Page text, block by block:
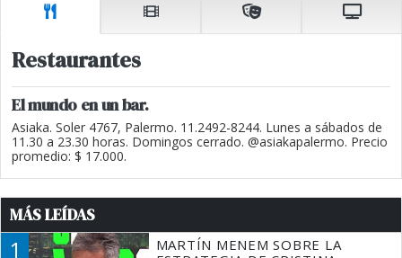
Restaurantes
El mundo en un bar.
Asiaka. Soler 4767, Palermo. 11.2492-8244. Lunes a sábados de
11.30 a 23.30 horas. Domingos cerrado. @asiakapalermo. Precio
promedio: $ 17.000.
MÁS LEÍDAS
1
MARTÍN MENEM SOBRE LA